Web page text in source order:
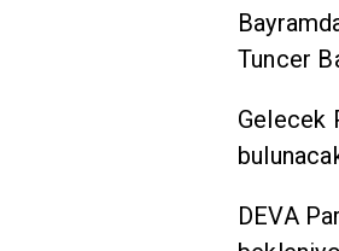
Tuncer
Gelecek
DEVA